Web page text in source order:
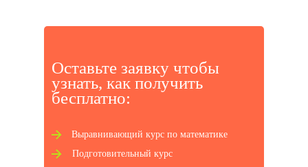
Оставьте заявку чтобы
узнать, как получ ить
бесплатно:
Выравнивающий курс по математике
Подготовительный курс